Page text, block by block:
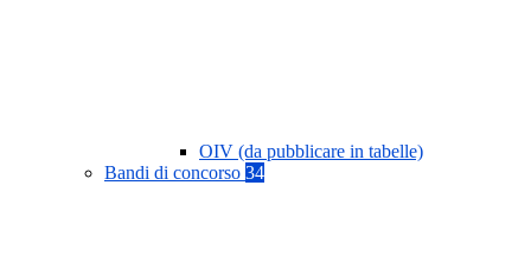
OIV (da pubblicare in tabelle)
Bandi di concorso 34